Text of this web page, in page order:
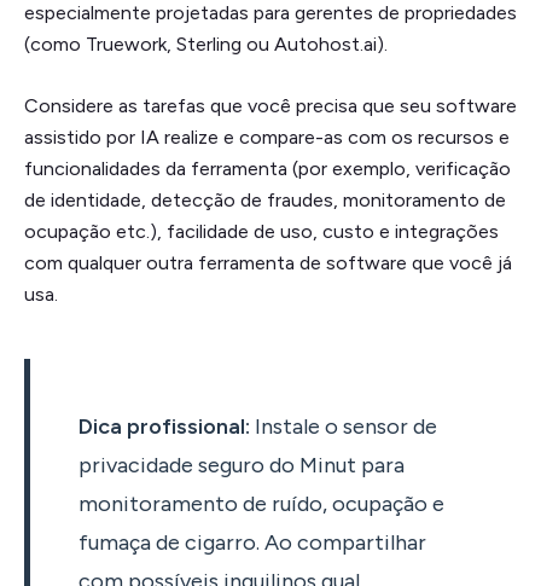
especialmente projetadas para gerentes de propriedades
(como Truework, Sterling ou Autohost.ai).
Considere as tarefas que você precisa que seu software
assistido por IA realize e compare-as com os recursos e
funcionalidades da ferramenta (por exemplo, verificação
de identidade, detecção de fraudes, monitoramento de
ocupação etc.), facilidade de uso, custo e integrações
com qualquer outra ferramenta de software que você já
usa.
Dica profissional: Instale o sensor de
privacidade seguro do Minut para
monitoramento de ruído, ocupação e
fumaça de cigarro. Ao compartilhar